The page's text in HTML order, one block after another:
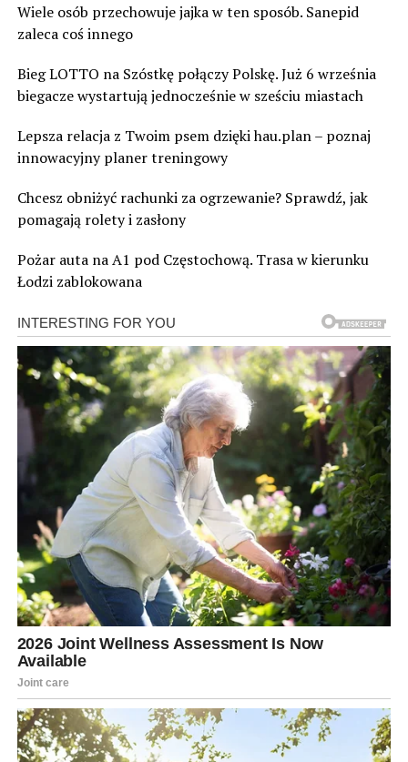
Wiele osób przechowuje jajka w ten sposób. Sanepid
zaleca coś innego
Bieg LOTTO na Szóstkę połączy Polskę. Już 6 września
biegacze wystartują jednocześnie w sześciu miastach
Lepsza relacja z Twoim psem dzięki hau.plan – poznaj
innowacyjny planer treningowy
Chcesz obniżyć rachunki za ogrzewanie? Sprawdź, jak
pomagają rolety i zasłony
Pożar auta na A1 pod Częstochową. Trasa w kierunku
Łodzi zablokowana